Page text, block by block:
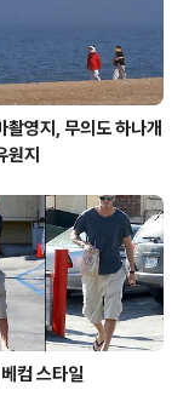
촬영지, 무의도 하나개
원지
컴 스타일